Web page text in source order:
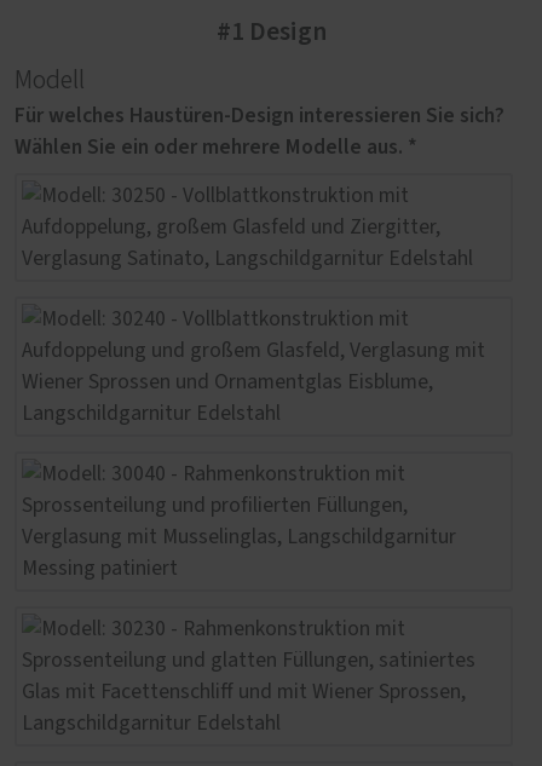
#1 Design
Modell
Für welches Haustüren-Design interessieren Sie sich?
Wählen Sie ein oder mehrere Modelle aus. *